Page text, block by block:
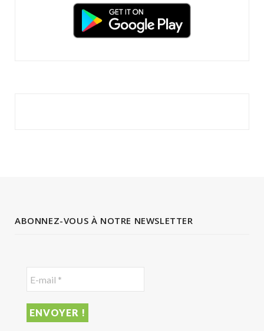
ABONNEZ-VOUS À NOTRE NEWSLETTER